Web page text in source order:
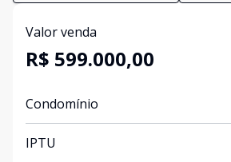
Valor venda
R$ 599.000,00
Condomínio
IPTU